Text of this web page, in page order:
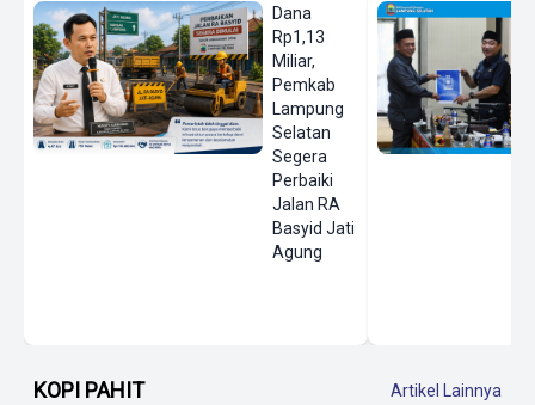
Dana
Rp1,13
Miliar,
Pemkab
Lampung
Selatan
Segera
Perbaiki
Jalan RA
Basyid Jati
Agung
KOPI PAHIT Artikel Lainnya